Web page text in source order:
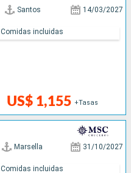
Santos 14/03/2027
US$ 1,155 +Tasas
Comidas incluidas
Marsella 31/10/2027
Comidas incluidas